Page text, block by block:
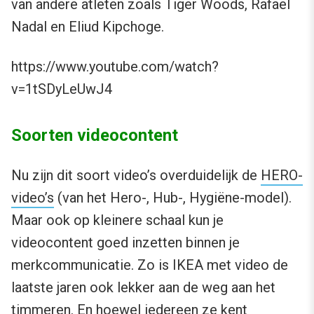
van andere atleten zoals Tiger Woods, Rafael
Nadal en Eliud Kipchoge.
https://www.youtube.com/watch?
v=1tSDyLeUwJ4
Soorten videocontent
Nu zijn dit soort video’s overduidelijk de HERO-
video’s (van het Hero-, Hub-, Hygiëne-model).
Maar ook op kleinere schaal kun je
videocontent goed inzetten binnen je
merkcommunicatie. Zo is IKEA met video de
laatste jaren ook lekker aan de weg aan het
timmeren. En hoewel iedereen ze kent